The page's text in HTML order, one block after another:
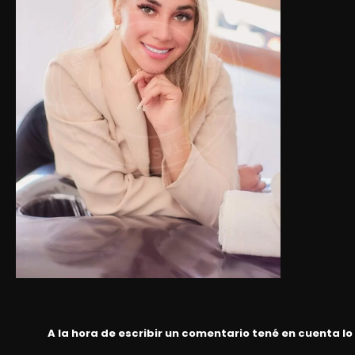
A la hora de escribir un comentario tené en cuenta